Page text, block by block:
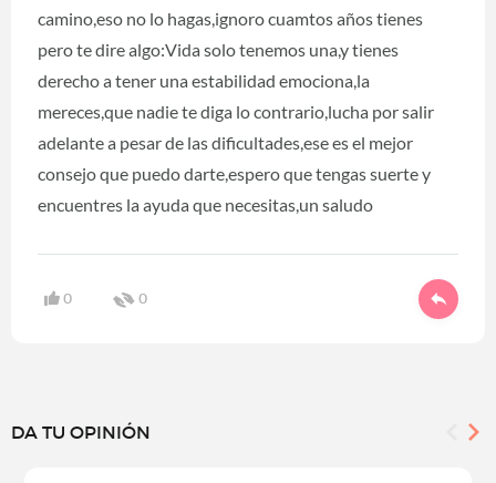
camino,eso no lo hagas,ignoro cuamtos años tienes
pero te dire algo:Vida solo tenemos una,y tienes
derecho a tener una estabilidad emociona,la
mereces,que nadie te diga lo contrario,lucha por salir
adelante a pesar de las dificultades,ese es el mejor
consejo que puedo darte,espero que tengas suerte y
encuentres la ayuda que necesitas,un saludo
0 0
DA TU OPINIÓN